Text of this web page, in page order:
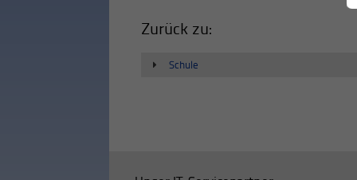
Zurück zu:
Schule